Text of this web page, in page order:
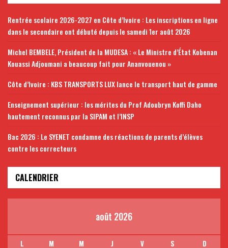
Rentrée scolaire 2026-2027 en Côte d’Ivoire : Les inscriptions en ligne
dans le secondaire ont débuté depuis le samedi 1er août 2026
Michel BEMBELE, Président de la MUDESA : « Le Ministre d’État Kobenan
Kouassi Adjoumani a beaucoup fait pour Ananvouenou »
Côte d’Ivoire : KBS TRANSPORTS LUX lance le transport haut de gamme
Enseignement supérieur : les mérites du Prof Adoubryn Koffi Daho
hautement reconnus par la SIPAM et l’INSP
Bac 2026 : Le SYENET condamne des réactions de parents d’élèves
contre les correcteurs
CALENDRIER
août 2026
L M M J V S
D